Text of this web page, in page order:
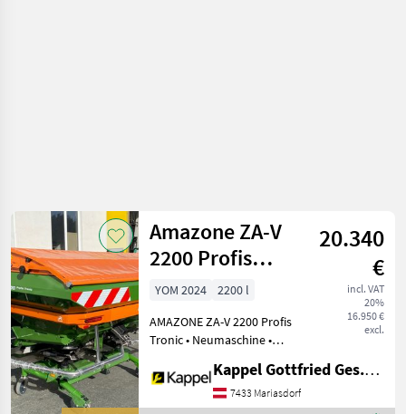
Amazone ZA-V
2200 Profis
Tronic -
20.340
€
incl. VAT
20%
16.950 €
excl.
YOM 2024
2200 l
AMAZONE ZA-V 2200 Profis
Tronic • Neumaschine •
Streuteller V-Set 2: 18 - 28 m
• Gelenkwelle mit
Kappel Gottfried Ges.m.b.H.
7433 Mariasdorf